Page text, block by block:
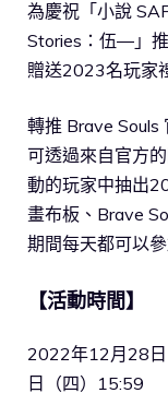
為慶祝「小說
Stories：伍―」
贈送2023名玩家
轉推 Brave
可透過來自官方
動的玩家中抽出
畫布板、Brave
期間每天都可以參
【活動時間】
2022年12月28
日（四）15:59